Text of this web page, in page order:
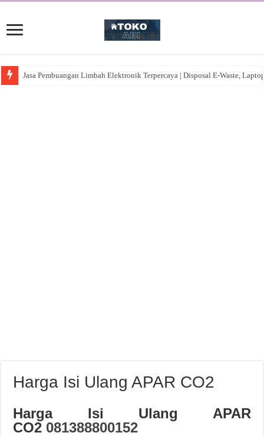
Jasa Pembuangan Limbah Elektronik Terpercaya | Disposal E-Waste,
Harga Isi Ulang APAR CO2
Harga Isi Ulang APAR
CO2 081388800152